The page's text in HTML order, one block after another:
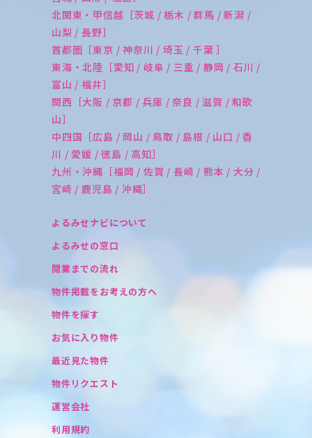
北関東・甲信越［茨城 / 栃木 / 群馬 / 新潟 /
山梨 / 長野］
首都圏［東京 / 神奈川 / 埼玉 / 千葉 ］
東海・北陸［愛知 / 岐阜 / 三重 / 静岡 / 石川 /
富山 / 福井］
関西［大阪 / 京都 / 兵庫 / 奈良 / 滋賀 / 和歌
山］
中四国［広島 / 岡山 / 鳥取 / 島根 / 山口 / 香
川 / 愛媛 / 徳島 / 高知］
九州・沖縄［福岡 / 佐賀 / 長崎 / 熊本 / 大分 /
宮崎 / 鹿児島 / 沖縄］
よるみせナビについて
よるみせの窓口
開業までの流れ
物件掲載をお考えの方へ
物件を探す
お気に入り物件
最近見た物件
物件リクエスト
運営会社
利用規約